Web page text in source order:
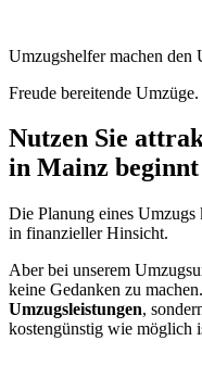
Umzugshelfer machen den
Freude bereitende Umzüge.
Nutzen Sie
in Mainz beginnt
Die Planung eines Umzugs
in finanzieller Hinsicht.
Aber bei unserem
keine Gedanken zu
Umzugsleistungen,
kostengünstig wie möglich